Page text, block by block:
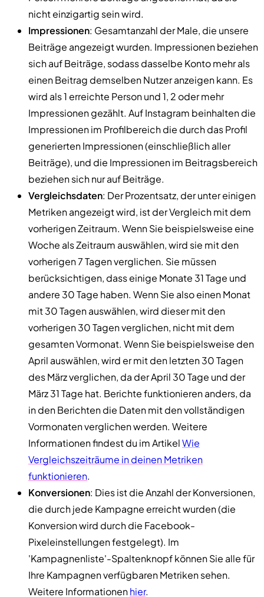
nicht einzigartig sein wird.
Impressionen: Gesamtanzahl der Male, die unsere
Beiträge angezeigt wurden. Impressionen beziehen
sich auf Beiträge, sodass dasselbe Konto mehr als
einen Beitrag demselben Nutzer anzeigen kann. Es
wird als 1 erreichte Person und 1, 2 oder mehr
Impressionen gezählt. Auf Instagram beinhalten die
Impressionen im Profilbereich die durch das Profil
generierten Impressionen (einschließlich aller
Beiträge), und die Impressionen im Beitragsbereich
beziehen sich nur auf Beiträge.
Vergleichsdaten: Der Prozentsatz, der unter einigen
Metriken angezeigt wird, ist der Vergleich mit dem
vorherigen Zeitraum. Wenn Sie beispielsweise eine
Woche als Zeitraum auswählen, wird sie mit den
vorherigen 7 Tagen verglichen. Sie müssen
berücksichtigen, dass einige Monate 31 Tage und
andere 30 Tage haben. Wenn Sie also einen Monat
mit 30 Tagen auswählen, wird dieser mit den
vorherigen 30 Tagen verglichen, nicht mit dem
gesamten Vormonat. Wenn Sie beispielsweise den
April auswählen, wird er mit den letzten 30 Tagen
des März verglichen, da der April 30 Tage und der
März 31 Tage hat. Berichte funktionieren anders, da
in den Berichten die Daten mit den vollständigen
Vormonaten verglichen werden. Weitere
Informationen findest du im ArtikelWie
Vergleichszeiträume in deinen Metriken
funktionieren.
Konversionen: Dies ist die Anzahl der Konversionen,
die durch jede Kampagne erreicht wurden (die
Konversion wird durch die Facebook-
Pixeleinstellungen festgelegt). Im
'Kampagnenliste'-Spaltenknopf können Sie alle für
Ihre Kampagnen verfügbaren Metriken sehen.
Weitere Informationenhier.